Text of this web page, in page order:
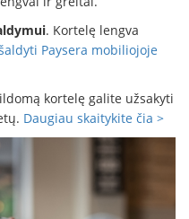
. Kortelę lengva
Paysera mobiliojoje
kortelę galite užsakyti
Daugiau skaitykite čia >